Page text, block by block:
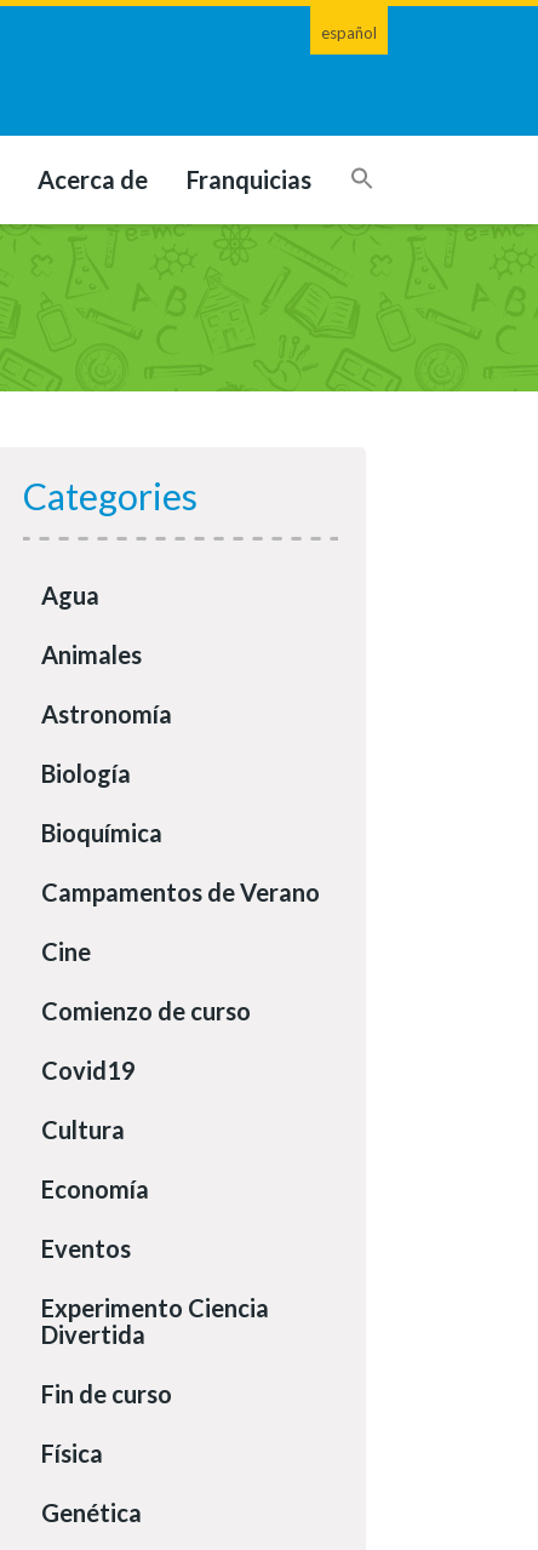
español
Acerca de Franquicias
Categories
Agua
Animales
Astronomía
Biología
Bioquímica
Campamentos de Verano
Cine
Comienzo de curso
Covid19
Cultura
Economía
Eventos
Experimento Ciencia
Divertida
Fin de curso
Física
Genética